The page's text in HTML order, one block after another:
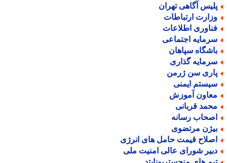
آگاهی تهران
ارتباطات
اطلاعات
اجتماعی
سپاهان
گذاری
سن ژرمن
ایمنی
آموزش
قربانی
رسانه
مرتضوی
قیمت حامل های انرژی
شورای عالی امنیت ملی